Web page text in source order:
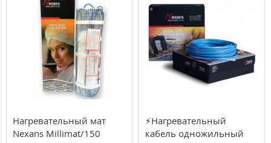
Нагревательный мат
Nexans Millimat/150
⚡Нагревательный
кабель одножильный